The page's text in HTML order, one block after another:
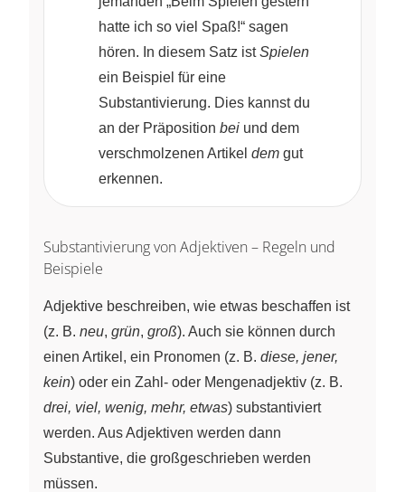
hatte ich so viel Spaß!“ sagen
hören. In diesem Satz istSpielen
ein Beispiel für eine
Substantivierung. Dies kannst du
an der Präposition bei und dem
verschmolzenen Artikel dem gut
erkennen.
Substantivierung von Adjektiven – Regeln und
Beispiele
Adjektive beschreiben, wie etwas beschaffen ist
(z. B. neu, grün, groß). Auch sie können durch
einen Artikel, ein Pronomen (z. B. diese, jener,
kein) oder ein Zahl- oder Mengenadjektiv (z. B.
drei, viel, wenig, mehr, etwas) substantiviert
werden. Aus Adjektiven werden dann
Substantive, die großgeschrieben werden
müssen.